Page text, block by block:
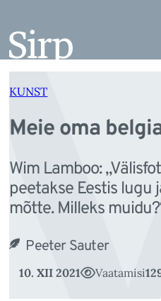
juurde
KUNST
Meie oma
Wim Lamboo:
peetakse Eestis lugu
mõtte. Milleks
Peeter Sauter
10. XII 2021 Vaatamisi